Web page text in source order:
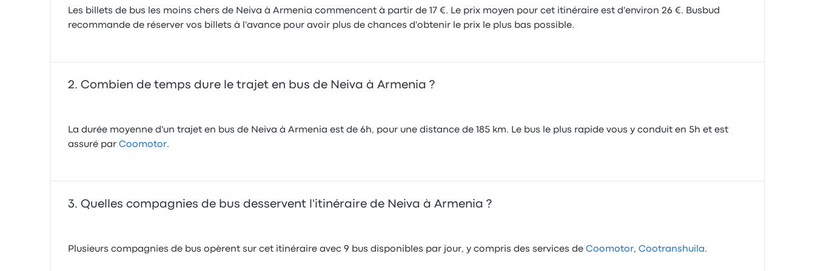
Les billets de bus les moins chers de Neiva à Armenia commencent à partir de 17 €. Le prix moyen pour cet itinéraire est d'environ 26 €. Busbud
recommande de réserver vos billets à l'avance pour avoir plus de chances d'obtenir le prix le plus bas possible.
Combien de temps dure le trajet en bus de Neiva à Armenia ?
La durée moyenne d'un trajet en bus de Neiva à Armenia est de 6h, pour une distance de 185 km. Le bus le plus rapide vous y conduit en 5h et est
assuré par Coomotor.
Quelles compagnies de bus desservent l'itinéraire de Neiva à Armenia ?
Plusieurs compagnies de bus opèrent sur cet itinéraire avec 9 bus disponibles par jour, y compris des services de Coomotor, Cootranshuila.